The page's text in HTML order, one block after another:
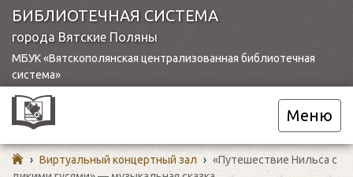
БИБЛИОТЕЧНАЯ СИСТЕМА
города Вятские Поляны
МБУК «Вятскополянская централизованная библиотечная
система»
Меню
› Виртуальный концертный зал › «Путешествие Нильса с